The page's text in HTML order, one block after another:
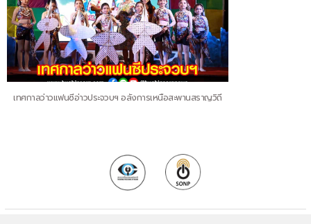
เทศกาลว่าวแฟนซีอ่าวประจวบฯ อลังการเหนือสะพานสราญวิถี